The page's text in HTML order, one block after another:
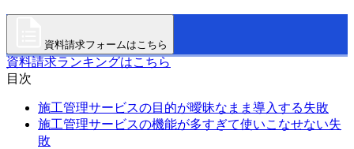
資料請求フォームはこちら
資料請求ランキングはこちら
目次
施工管理サービスの目的が曖昧なまま導入する失敗
施工管理サービスの機能が多すぎて使いこなせない失
敗